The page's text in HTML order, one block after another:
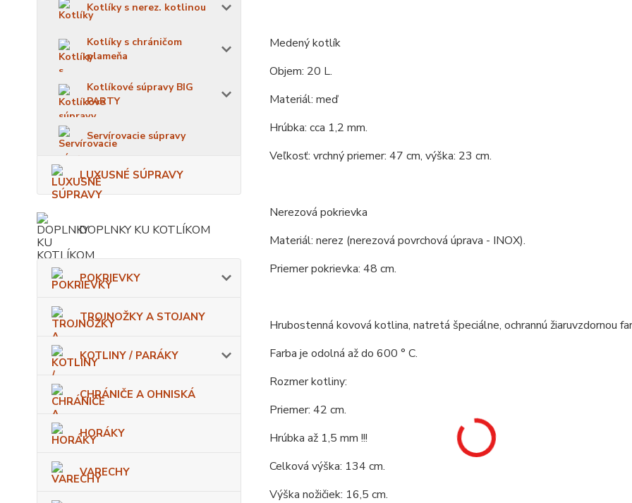
Kotlíky s nerez. kotlinou
Kotlíky s chráničom
plameňa
Kotlíkové súpravy BIG
PARTY
Servírovacie súpravy
LUXUSNÉ SÚPRAVY
DOPLNKY KU KOTLÍKOM
POKRIEVKY
TROJNOŽKY A STOJANY
KOTLINY / PARÁKY
CHRÁNIČE A OHNISKÁ
HORÁKY
VARECHY
Medený kotlík
Objem: 20 L.
Materiál: meď
Hrúbka: cca 1,2 mm.
Veľkosť: vrchný priemer: 47 cm, výška: 23 cm.
Nerezová pokrievka
Materiál: nerez (nerezová povrchová úprava - INOX).
Priemer pokrievka: 48 cm.
Hrubostenná kovová kotlina, natretá špeciálne, ochrannú žiaruvzdornou
Farba je odolná až do 600 ° C.
Rozmer kotliny:
Priemer: 42 cm.
Hrúbka až 1,5 mm !!!
Celková výška: 134 cm.
Výška nožičiek: 16,5 cm.